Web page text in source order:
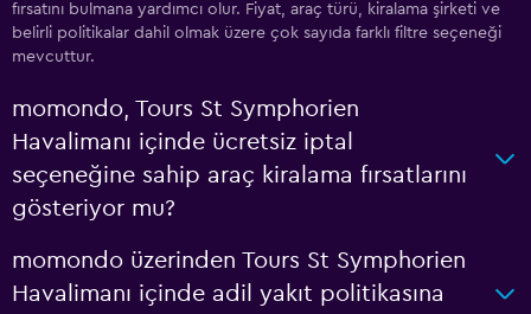
fırsatını bulmana yardımcı olur. Fiyat, araç türü, kiralama şirketi ve
belirli politikalar dahil olmak üzere çok sayıda farklı filtre seçeneği
mevcuttur.
momondo, Tours St Symphorien
Havalimanı içinde ücretsiz iptal
seçeneğine sahip araç kiralama fırsatlarını
gösteriyor mu?
momondo üzerinden Tours St Symphorien
Havalimanı içinde adil yakıt politikasına